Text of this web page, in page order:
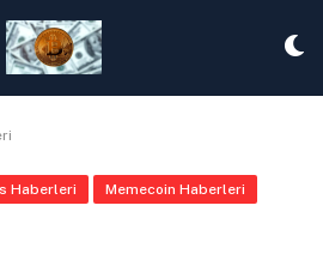
Haberleri Memecoin Haberleri